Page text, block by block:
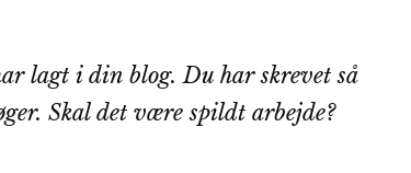
lagt i din blog. Du har skrevet så
Skal det være spildt arbejde?